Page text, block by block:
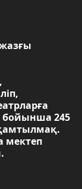
бойынша 245
мектеп